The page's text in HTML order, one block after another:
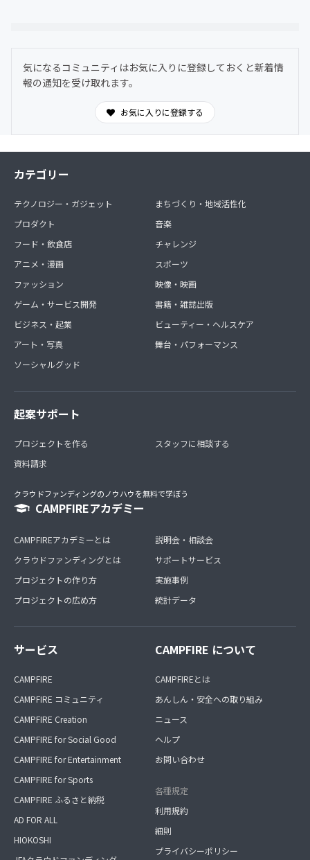
気になるコミュニティはお気に入りに登録しておくと新着情
報の通知を受け取れます。
お気に入りに登録する
カテゴリー
テクノロジー・ガジェット
プロダクト
フード・飲食店
アニメ・漫画
ファッション
ゲーム・サービス開発
ビジネス・起業
アート・写真
ソーシャルグッド
まちづくり・地域活性化
音楽
チャレンジ
スポーツ
映像・映画
書籍・雑誌出版
ビューティー・ヘルスケア
舞台・パフォーマンス
起案サポート
プロジェクトを作る
資料請求
スタッフに相談する
クラウドファンディングのノウハウを無料で学ぼう
CAMPFIREアカデミー
CAMPFIREアカデミーとは
クラウドファンディングとは
プロジェクトの作り方
プロジェクトの広め方
説明会・相談会
サポートサービス
実施事例
統計データ
サービス
CAMPFIRE
CAMPFIRE コミュニティ
CAMPFIRE Creation
CAMPFIRE for Social Good
CAMPFIRE for Entertainment
CAMPFIRE for Sports
CAMPFIRE ふるさと納税
AD FOR ALL
HIOKOSHI
CAMPFIRE について
CAMPFIREとは
あんしん・安全への取り組み
ニュース
ヘルプ
お問い合わせ
各種規定
利用規約
細則
プライバシーポリシー